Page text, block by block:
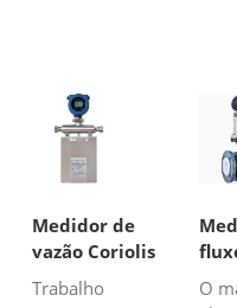
Medidor de
vazão Coriolis
de alta
pressão
Trabalho
O